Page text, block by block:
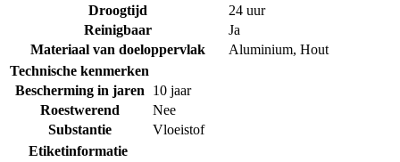
Droogtijd
24 uur
Reinigbaar
Ja
Materiaal van doeloppervlak
Aluminium, Hout
Technische kenmerken
Bescherming in jaren
10 jaar
Roestwerend
Nee
Substantie
Vloeistof
Etiketinformatie